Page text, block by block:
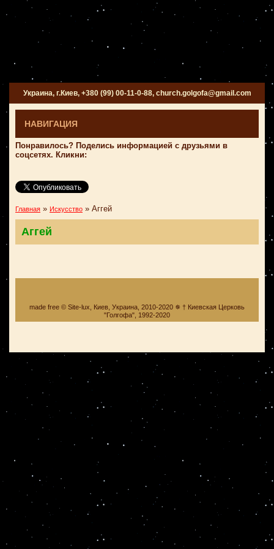
Украина, г.Киев, +380 (99) 00-11-0-88, church.golgofa@gmail.com
НАВИГАЦИЯ
Понравилось? Поделись информацией с друзьями в
соцсетях. Кликни:
Главная » Искусство » Аггей
Аггей
made free © Site-lux, Киев, Украина, 2010-2020 ✵ † Киевская Церковь
"Голгофа", 1992-2020